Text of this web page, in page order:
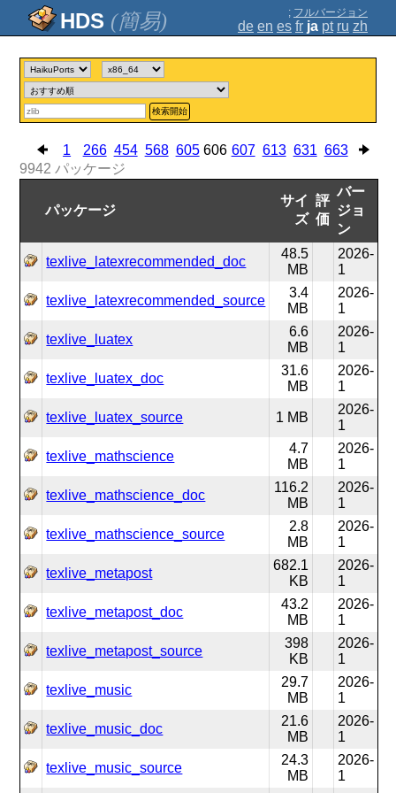
(簡易) ; フルバージョン
de en es fr ja pt ru zh
検索開始
1 266 454 568 605 606 607 613 631 663
9942 パッケージ
パッケージ
サイ
ズ
評
価
バー
ジョ
ン
texlive_latexrecommended_doc
48.5
MB
2026-
1
texlive_latexrecommended_source
3.4
MB
2026-
1
texlive_luatex
6.6
MB
2026-
1
texlive_luatex_doc
31.6
MB
2026-
1
texlive_luatex_source 1 MB
2026-
1
texlive_mathscience
4.7
MB
2026-
1
texlive_mathscience_doc
116.2
MB
2026-
1
texlive_mathscience_source
2.8
MB
2026-
1
texlive_metapost
682.1
KB
2026-
1
texlive_metapost_doc
43.2
MB
2026-
1
texlive_metapost_source
398
KB
2026-
1
texlive_music
29.7
MB
2026-
1
texlive_music_doc
21.6
MB
2026-
1
texlive_music_source
24.3
MB
2026-
1